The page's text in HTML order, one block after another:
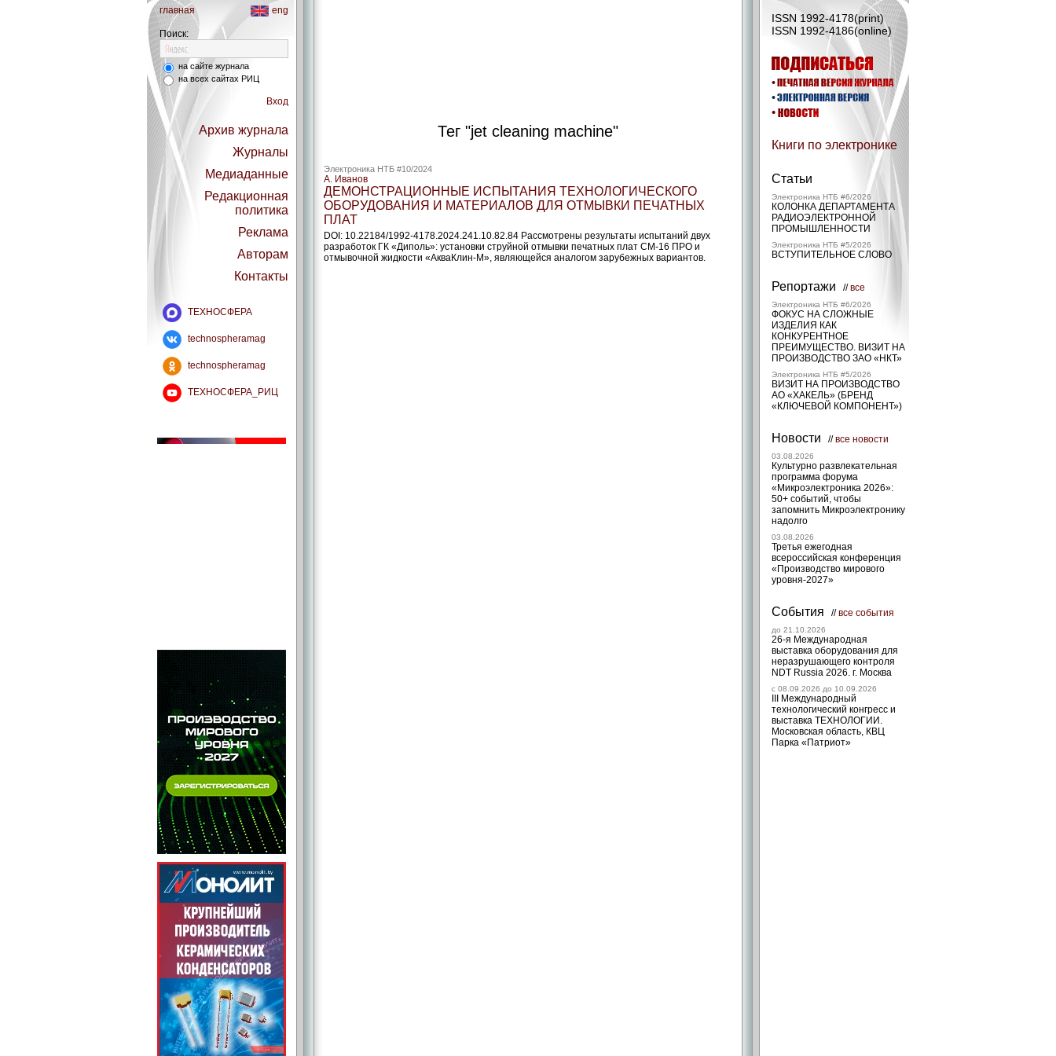
главная eng
Поиск:
на сайте журнала
на всех сайтах РИЦ
Вход
Архив журнала
Журналы
Медиаданные
Редакционная
политика
Реклама
Авторам
Контакты
ТЕХНОСФЕРА
technospheramag
technospheramag
ТЕХНОСФЕРА_РИЦ
ISSN 1992-4178(print)
ISSN 1992-4186(online)
Книги по электронике
Статьи
Электроника НТБ #6/2026
КОЛОНКА ДЕПАРТАМЕНТА
РАДИОЭЛЕКТРОННОЙ
ПРОМЫШЛЕННОСТИ
Электроника НТБ #5/2026
ВСТУПИТЕЛЬНОЕ СЛОВО
Репортажи //все
Электроника НТБ #6/2026
ФОКУС НА СЛОЖНЫЕ
ИЗДЕЛИЯ КАК
КОНКУРЕНТНОЕ
ПРЕИМУЩЕСТВО. ВИЗИТ НА
ПРОИЗВОДСТВО ЗАО «НКТ»
Электроника НТБ #5/2026
ВИЗИТ НА ПРОИЗВОДСТВО
АО «ХАКЕЛЬ» (БРЕНД
«КЛЮЧЕВОЙ КОМПОНЕНТ»)
Новости //все новости
03.08.2026
Культурно развлекательная
программа форума
«Микроэлектроника 2026»:
50+ событий, чтобы
запомнить Микроэлектронику
надолго
03.08.2026
Третья ежегодная
всероссийская конференция
«Производство мирового
уровня-2027»
События //все события
до 21.10.2026
26-я Международная
выставка оборудования для
неразрушающего контроля
NDT Russia 2026. г. Москва
c 08.09.2026 до 10.09.2026
III Международный
технологический конгресс и
выставка ТЕХНОЛОГИИ.
Московская область, КВЦ
Парка «Патриот»
Тег "jet cleaning machine"
Электроника НТБ #10/2024
А. Иванов
ДЕМОНСТРАЦИОННЫЕ ИСПЫТАНИЯ ТЕХНОЛОГИЧЕСКОГО
ОБОРУДОВАНИЯ И МАТЕРИАЛОВ ДЛЯ ОТМЫВКИ ПЕЧАТНЫХ
ПЛАТ
DOI: 10.22184/1992-4178.2024.241.10.82.84 Рассмотрены результаты испытаний двух
разработок ГК «Диполь»: установки струйной отмывки печатных плат СМ-16 ПРО и
отмывочной жидкости «АкваКлин-М», являющейся аналогом зарубежных вариантов.